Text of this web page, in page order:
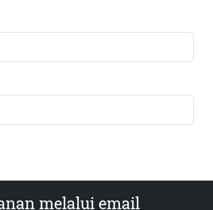
melalui email